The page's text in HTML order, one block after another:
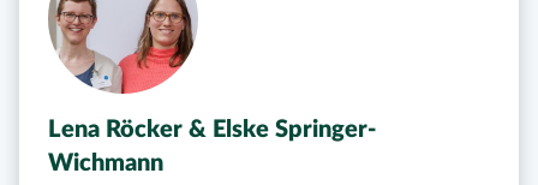
Lena Röcker & Elske Springer-
Wichmann